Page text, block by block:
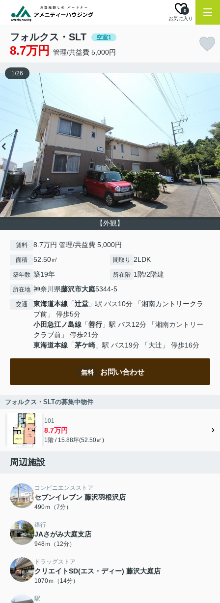
お気に入り
0
フォルクス・SLT 空室1
8.7万円 管理/共益費 5,000円
【外観】
1/26
賃料 8.7万円 管理/共益費 5,000円
面積 52.50㎡ 間取り 2LDK
築年数 築19年 所在階 1階/2階建
所在地 神奈川県藤沢市大庭5344-5
交通 東海道本線 「辻堂 」駅 バス10分 「湘南カントリークラ
ブ前」 停歩5分
小田急江ノ島線 「善行」駅 バス12分 「湘南カントリー
クラブ前」 停歩21分
東海道本線 「茅ケ崎 」駅 バス19分 「大辻」 停歩16分
無料 お問い合わせ
フォルクス・SLTの募集中物件
101
8.7万円
1階 / 15.88坪(52.50㎡)
周辺施設
コンビニエンスストア
セブンイレブン 藤沢羽根沢店
490ｍ（7分）
銀行
JAさがみ大庭支店
948ｍ（12分）
ドラッグストア
クリエイトSD(エス・ディー) 藤沢大庭店
1070ｍ（14分）
駅